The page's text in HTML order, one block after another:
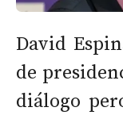
David
de
diálogo